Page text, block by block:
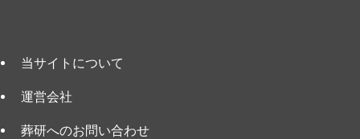
当サイトについて
運営会社
葬研へのお問い合わせ